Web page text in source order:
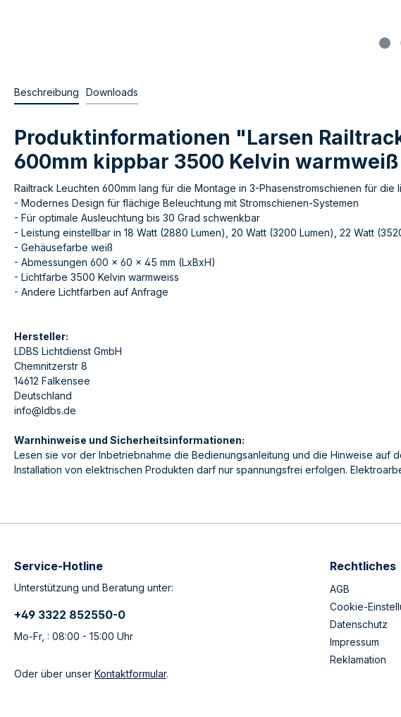
Beschreibung Downloads
Produktinformationen "Larsen
600mm kippbar 3500 Kelvin
Railtrack Leuchten 600mm lang für die Montage in 3-Phasenstromschienen für die
- Modernes Design für flächige Beleuchtung mit Stromschienen-Systemen
- Für optimale Ausleuchtung bis 30 Grad schwenkbar
- Leistung einstellbar in 18 Watt (2880 Lumen), 20 Watt (3200 Lumen), 22 Watt
- Gehäusefarbe weiß
- Abmessungen 600 x 60 x 45 mm (LxBxH)
- Lichtfarbe 3500 Kelvin warmweiss
- Andere Lichtfarben auf Anfrage
Hersteller:
LDBS Lichtdienst GmbH
Chemnitzerstr 8
14612 Falkensee
Deutschland
info@ldbs.de
Warnhinweise und Sicherheitsinformationen:
Lesen sie vor der Inbetriebnahme die Bedienungsanleitung und die Hinweise
Installation von elektrischen Produkten darf nur spannungsfrei erfolgen.
Service-Hotline
Unterstützung und Beratung unter:
+49 3322 852550-0
Mo-Fr, : 08:00 - 15:00 Uhr
Oder über unser Kontaktformular.
Rechtliches
AGB
Cookie-
Datenschutz
Impressum
Reklamation